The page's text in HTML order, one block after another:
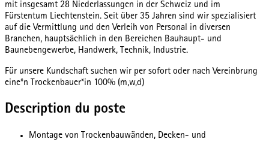
mit insgesamt 28 Niederlassungen in der Schweiz und im
Fürstentum Liechtenstein. Seit über 35 Jahren sind wir spezialisiert
auf die Vermittlung und den Verleih von Personal in diversen
Branchen, hauptsächlich in den Bereichen Bauhaupt- und
Baunebengewerbe, Handwerk, Technik, Industrie.
Für unsere Kundschaft suchen wir per sofort oder nach Vereinbrung
eine*n Trockenbauer*in 100% (m,w,d)
Description du poste
Montage von Trockenbauwänden, Decken- und